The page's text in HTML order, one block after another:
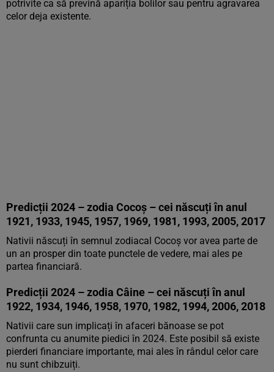
potrivite ca să prevină apariția bolilor sau pentru agravarea
celor deja existente.
Predicții 2024 – zodia Cocoș – cei născuți în anul
1921, 1933, 1945, 1957, 1969, 1981, 1993, 2005, 2017
Nativii născuți în semnul zodiacal Cocoș vor avea parte de
un an prosper din toate punctele de vedere, mai ales pe
partea financiară.
Predicții 2024 – zodia Câine – cei născuți în anul
1922, 1934, 1946, 1958, 1970, 1982, 1994, 2006, 2018
Nativii care sun implicați în afaceri bănoase se pot
confrunta cu anumite piedici în 2024. Este posibil să existe
pierderi financiare importante, mai ales în rândul celor care
nu sunt chibzuiți.